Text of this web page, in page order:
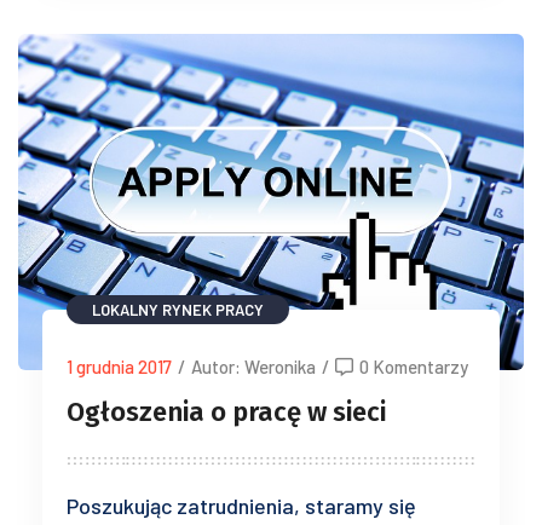
LOKALNY RYNEK PRACY
1 grudnia 2017 / Autor: Weronika / 0 Komentarzy
Ogłoszenia o pracę w sieci
Poszukując zatrudnienia, staramy się